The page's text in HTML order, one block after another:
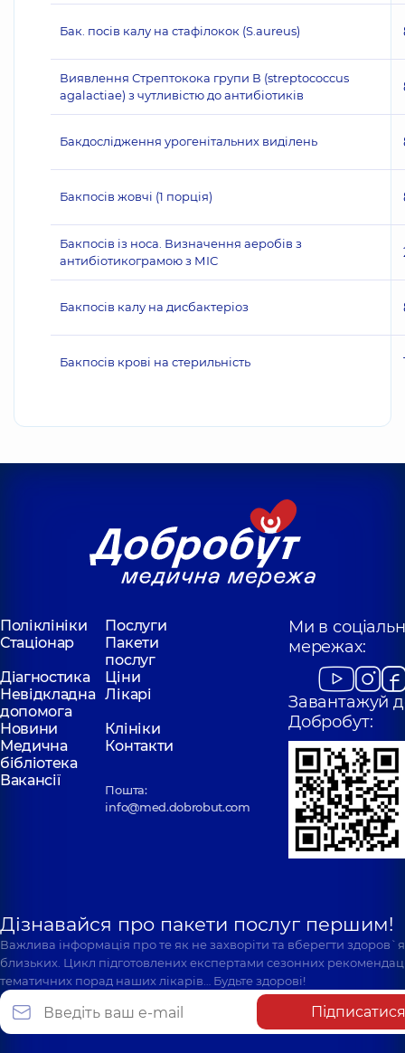
Бак. посів калу на стафілокок (S.aureus)
Виявлення Стрептокока групи В (streptococcus
agalactiae) з чутливістю до антибіотиків
Бакдослідження урогенітальних виділень
Бакпосів жовчі (1 порція)
Бакпосів із носа. Визначення аеробів з
антибіотикограмою з МІС
Бакпосів калу на дисбактеріоз
Бакпосів крові на стерильність
Поліклініки
Послуги
Стаціонар
Пакети
послуг
Діагностика
Ціни
Невідкладна
допомога
Лікарі
Новини
Клініки
Медична
бібліотека
Контакти
Вакансії
Пошта:
info@med.dobrobut.com
Ми в
мережах:
Завантажуй
Добробут:
Дізнавайся про пакети послуг першим!
Важлива інформація про те як не захворіти та вберегти
близьких. Цикл підготовлених експертами сезонних
тематичних порад наших лікарів… Будьте здорові!
Підписатися